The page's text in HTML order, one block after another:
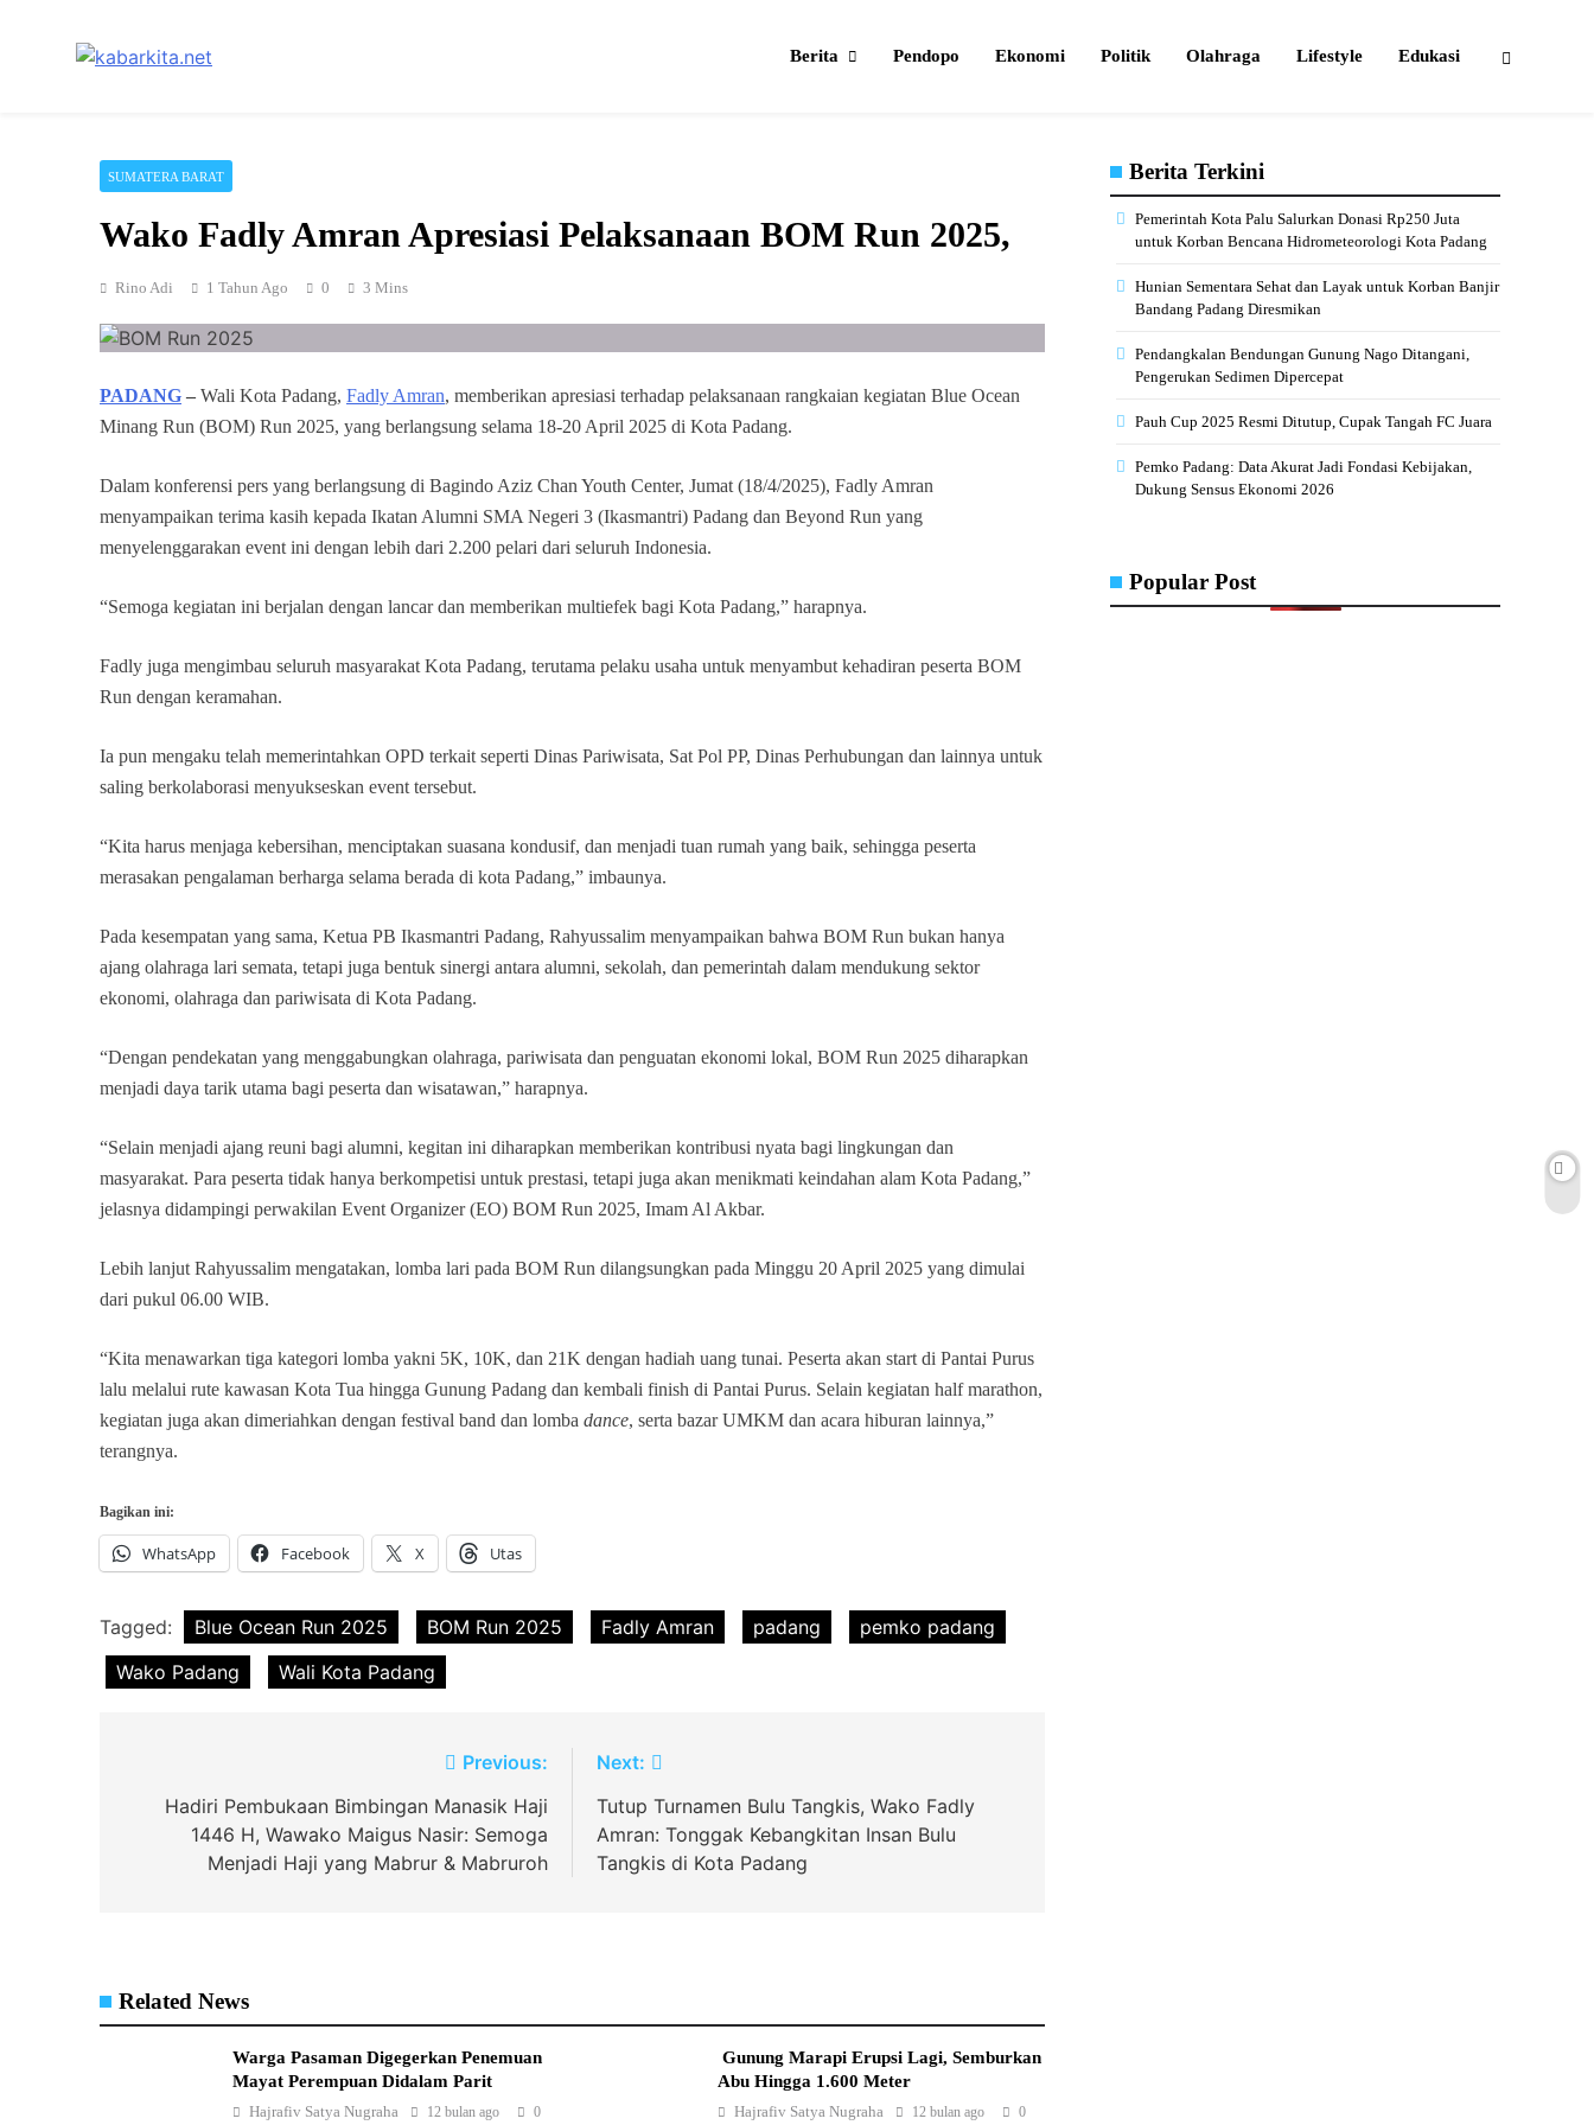
Berita Pendopo Ekonomi Politik Olahraga Lifestyle Edukasi
SUMATERA BARAT
Wako Fadly Amran Apresiasi Pelaksanaan BOM Run 2025,
Rino Adi 1 Tahun Ago 0 3 Mins
PADANG – Wali Kota Padang, Fadly Amran, memberikan apresiasi terhadap pelaksanaan rangkaian kegiatan Blue Ocean
Minang Run (BOM) Run 2025, yang berlangsung selama 18-20 April 2025 di Kota Padang.
Dalam konferensi pers yang berlangsung di Bagindo Aziz Chan Youth Center, Jumat (18/4/2025), Fadly Amran
menyampaikan terima kasih kepada Ikatan Alumni SMA Negeri 3 (Ikasmantri) Padang dan Beyond Run yang
menyelenggarakan event ini dengan lebih dari 2.200 pelari dari seluruh Indonesia.
“Semoga kegiatan ini berjalan dengan lancar dan memberikan multiefek bagi Kota Padang,” harapnya.
Fadly juga mengimbau seluruh masyarakat Kota Padang, terutama pelaku usaha untuk menyambut kehadiran peserta BOM
Run dengan keramahan.
Ia pun mengaku telah memerintahkan OPD terkait seperti Dinas Pariwisata, Sat Pol PP, Dinas Perhubungan dan lainnya untuk
saling berkolaborasi menyukseskan event tersebut.
“Kita harus menjaga kebersihan, menciptakan suasana kondusif, dan menjadi tuan rumah yang baik, sehingga peserta
merasakan pengalaman berharga selama berada di kota Padang,” imbaunya.
Pada kesempatan yang sama, Ketua PB Ikasmantri Padang, Rahyussalim menyampaikan bahwa BOM Run bukan hanya
ajang olahraga lari semata, tetapi juga bentuk sinergi antara alumni, sekolah, dan pemerintah dalam mendukung sektor
ekonomi, olahraga dan pariwisata di Kota Padang.
“Dengan pendekatan yang menggabungkan olahraga, pariwisata dan penguatan ekonomi lokal, BOM Run 2025 diharapkan
menjadi daya tarik utama bagi peserta dan wisatawan,” harapnya.
“Selain menjadi ajang reuni bagi alumni, kegitan ini diharapkan memberikan kontribusi nyata bagi lingkungan dan
masyarakat. Para peserta tidak hanya berkompetisi untuk prestasi, tetapi juga akan menikmati keindahan alam Kota Padang,”
jelasnya didampingi perwakilan Event Organizer (EO) BOM Run 2025, Imam Al Akbar.
Lebih lanjut Rahyussalim mengatakan, lomba lari pada BOM Run dilangsungkan pada Minggu 20 April 2025 yang dimulai
dari pukul 06.00 WIB.
“Kita menawarkan tiga kategori lomba yakni 5K, 10K, dan 21K dengan hadiah uang tunai. Peserta akan start di Pantai Purus
lalu melalui rute kawasan Kota Tua hingga Gunung Padang dan kembali finish di Pantai Purus. Selain kegiatan half marathon,
kegiatan juga akan dimeriahkan dengan festival band dan lomba dance, serta bazar UMKM dan acara hiburan lainnya,”
terangnya.
Bagikan ini:
WhatsApp Facebook X Utas
Tagged: Blue Ocean Run 2025 BOM Run 2025 Fadly Amran padang
pemko padang
Wako Padang
Wali Kota Padang
pos
Previous:
Hadiri Pembukaan Bimbingan Manasik Haji
1446 H, Wawako Maigus Nasir: Semoga
Menjadi Haji yang Mabrur & Mabruroh
Next:
Tutup Turnamen Bulu Tangkis, Wako Fadly
Amran: Tonggak Kebangkitan Insan Bulu
Tangkis di Kota Padang
Related News
Warga Pasaman Digegerkan Penemuan
Mayat Perempuan Didalam Parit
Hajrafiv Satya Nugraha 12 bulan ago 0
Gunung Marapi Erupsi Lagi, Semburkan
Abu Hingga 1.600 Meter
Hajrafiv Satya Nugraha 12 bulan ago 0
Berita Terkini
Pemerintah Kota Palu Salurkan Donasi Rp250 Juta
untuk Korban Bencana Hidrometeorologi Kota Padang
Hunian Sementara Sehat dan Layak untuk Korban Banjir
Bandang Padang Diresmikan
Pendangkalan Bendungan Gunung Nago Ditangani,
Pengerukan Sedimen Dipercepat
Pauh Cup 2025 Resmi Ditutup, Cupak Tangah FC Juara
Pemko Padang: Data Akurat Jadi Fondasi Kebijakan,
Dukung Sensus Ekonomi 2026
Popular Post